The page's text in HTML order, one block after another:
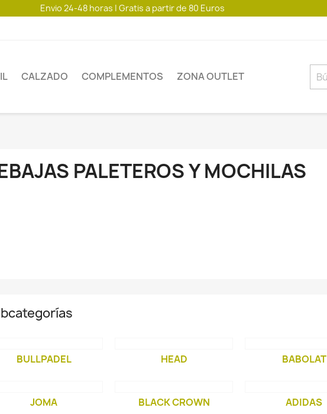
Envio 24-48 horas | Gratis a partir de 80 Euros
CALZADO COMPLEMENTOS ZONA OUTLET
PALETEROS Y MOCHILAS
BULLPADEL HEAD BABOLAT
JOMA BLACK CROWN ADIDAS